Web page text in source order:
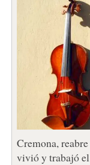
Cremona,
vivió y trabajó